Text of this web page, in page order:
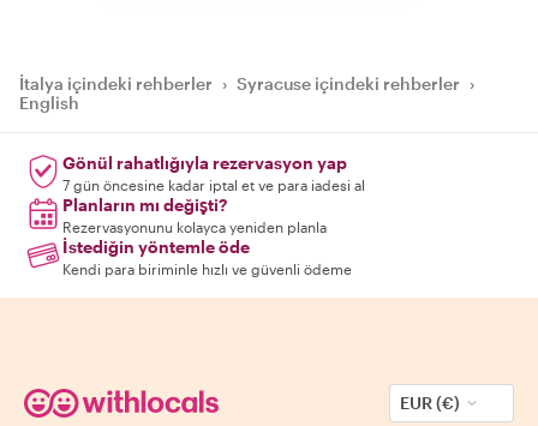
İtalya içindeki rehberler › Syracuse içindeki rehberler ›
English
Gönül rahatlığıyla rezervasyon yap
7 gün öncesine kadar iptal et ve para iadesi al
Planların mı değişti?
Rezervasyonunu kolayca yeniden planla
İstediğin yöntemle öde
Kendi para biriminle hızlı ve güvenli ödeme
EUR (€)